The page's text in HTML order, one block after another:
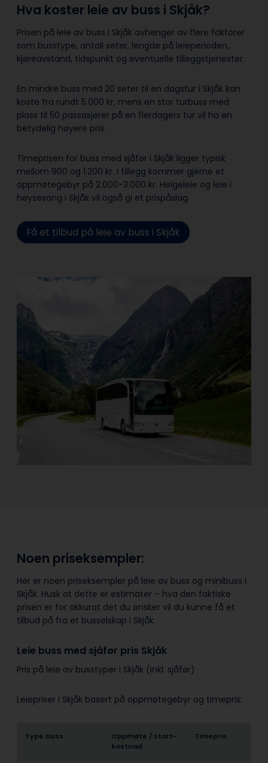
Hva koster leie av buss i Skjåk?
Prisen på leie av buss i Skjåk avhenger av flere faktorer
som busstype, antall seter, lengde på leieperioden,
kjøreavstand, tidspunkt og eventuelle tilleggstjenester.
En mindre buss med 20 seter til en dagstur i Skjåk kan
koste fra rundt 5.000 kr, mens en stor turbuss med
plass til 50 passasjerer på en flerdagers tur vil ha en
betydelig høyere pris.
Timeprisen for buss med sjåfør i Skjåk ligger typisk
mellom 900 og 1.200 kr. I tillegg kommer gjerne et
oppmøtegebyr på 2.000-3.000 kr. Helgeleie og leie i
høysesong i Skjåk vil også gi et prispåslag.
Få et tilbud på leie av buss i Skjåk
Noen priseksempler:
Her er noen priseksempler på leie av buss og minibuss i
Skjåk. Husk at dette er estimater – hva den faktiske
prisen er for akkurat det du ønsker vil du kunne få et
tilbud på fra et busselskap i Skjåk.
Leie buss med sjåfør pris Skjåk
Pris på leie av busstyper i Skjåk (inkl. sjåfør)
Leiepriser i Skjåk basert på oppmøtegebyr og timepris:
Type buss
Oppmøte / start­
kostnad
Timepris